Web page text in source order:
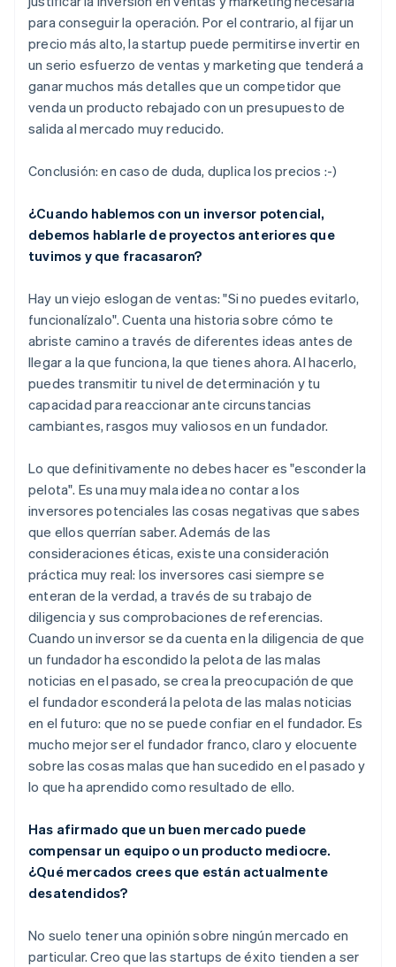
para conseguir la operación. Por el contrario, al fijar un
precio más alto, la startup puede permitirse invertir en
un serio esfuerzo de ventas y marketing que tenderá a
ganar muchos más detalles que un competidor que
venda un producto rebajado con un presupuesto de
salida al mercado muy reducido.
Conclusión: en caso de duda, duplica los precios :-)
¿Cuando hablemos con un inversor potencial,
debemos hablarle de proyectos anteriores que
tuvimos y que fracasaron?
Hay un viejo eslogan de ventas: "Si no puedes evitarlo,
funcionalízalo". Cuenta una historia sobre cómo te
abriste camino a través de diferentes ideas antes de
llegar a la que funciona, la que tienes ahora. Al hacerlo,
puedes transmitir tu nivel de determinación y tu
capacidad para reaccionar ante circunstancias
cambiantes, rasgos muy valiosos en un fundador.
Lo que definitivamente no debes hacer es "esconder la
pelota". Es una muy mala idea no contar a los
inversores potenciales las cosas negativas que sabes
que ellos querrían saber. Además de las
consideraciones éticas, existe una consideración
práctica muy real: los inversores casi siempre se
enteran de la verdad, a través de su trabajo de
diligencia y sus comprobaciones de referencias.
Cuando un inversor se da cuenta en la diligencia de que
un fundador ha escondido la pelota de las malas
noticias en el pasado, se crea la preocupación de que
el fundador esconderá la pelota de las malas noticias
en el futuro: que no se puede confiar en el fundador. Es
mucho mejor ser el fundador franco, claro y elocuente
sobre las cosas malas que han sucedido en el pasado y
lo que ha aprendido como resultado de ello.
Has afirmado que un buen mercado puede
compensar un equipo o un producto mediocre.
¿Qué mercados crees que están actualmente
desatendidos?
No suelo tener una opinión sobre ningún mercado en
particular. Creo que las startups de éxito tienden a ser